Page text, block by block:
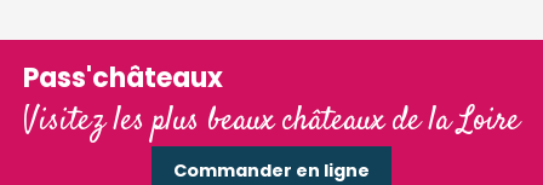
Pass'châteaux
Visitez les plus beaux châteaux de la Loire
Commander en ligne